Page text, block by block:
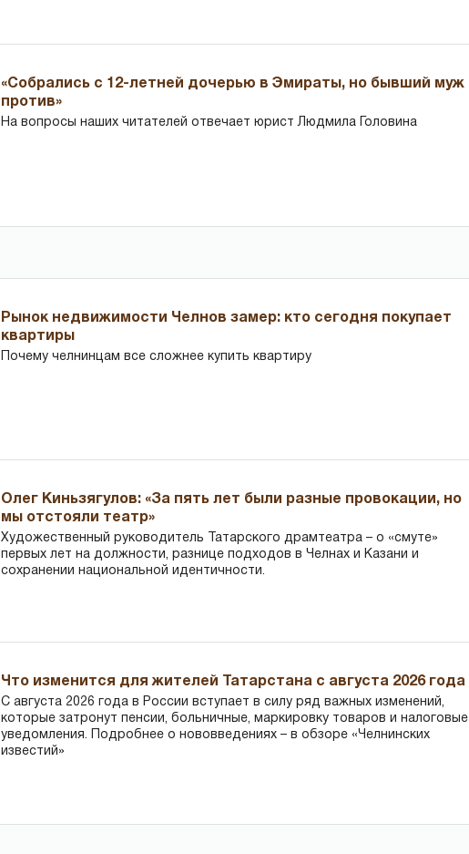
«Собрались с 12-летней дочерью в Эмираты, но бывший муж
против»
На вопросы наших читателей отвечает юрист Людмила Головина
Рынок недвижимости Челнов замер: кто сегодня покупает
квартиры
Почему челнинцам все сложнее купить квартиру
Олег Киньзягулов: «За пять лет были разные провокации, но
мы отстояли театр»
Художественный руководитель Татарского драмтеатра – о «смуте»
первых лет на должности, разнице подходов в Челнах и Казани и
сохранении национальной идентичности.
Что изменится для жителей Татарстана с августа 2026 года
С августа 2026 года в России вступает в силу ряд важных изменений,
которые затронут пенсии, больничные, маркировку товаров и налоговые
уведомления. Подробнее о нововведениях – в обзоре «Челнинских
известий»